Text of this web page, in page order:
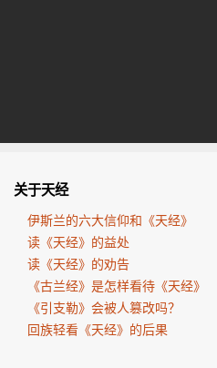
关于天经
伊斯兰的六大信仰和《天经》
读《天经》的益处
读《天经》的劝告
《古兰经》是怎样看待《天经》
《引支勒》会被人篡改吗？
回族轻看《天经》的后果